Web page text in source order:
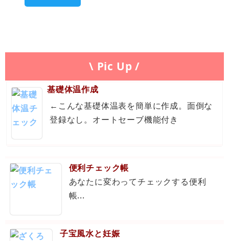
\ Pic Up /
基礎体温作成
←こんな基礎体温表を簡単に作成。面倒な
登録なし。オートセーブ機能付き
便利チェック帳
あなたに変わってチェックする便利
帳...
子宝風水と妊娠